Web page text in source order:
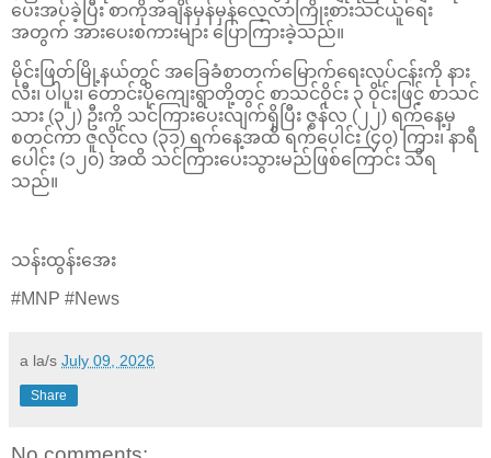
ပေးအပ်ခဲ့ပြီး စာကိုအချိန်မှန်မှန်လေ့လာကြိုးစားသင်ယူရေး
အတွက် အားပေးစကားများ ပြောကြားခဲ့သည်။
မိုင်းဖြတ်မြို့နယ်တွင် အခြေခံစာတက်မြောက်ရေးလုပ်ငန်းကို နား
လီး‌၊ ပါပူး၊ တောင်းပို‌ကျေးရွာတို့တွင် စာသင်ဝိုင်း ၃ ဝိုင်းဖြင့် စာသင်
သား (၃၂) ဦးကို သင်ကြားပေးလျက်ရှိပြီး ဇွန်လ (၂၂) ရက်နေ့မှ
စတင်ကာ ဇူလိုင်လ (၃၁) ရက်နေ့အထိ ရက်ပေါင်း (၄၀) ကြား၊ နာရီ
ပေါင်း (၁၂၀) အထိ သင်ကြားပေးသွားမည်ဖြစ်ကြောင်း သိရ
သည်။
သန်းထွန်းအေး
#MNP #News
a la/s July 09, 2026
Share